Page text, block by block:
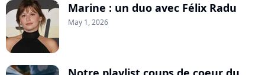
Marine : un duo avec Félix Radu
May 1, 2026